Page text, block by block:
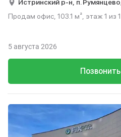
Истринский р-н, п. Румянцево,
Продам офис, 103.1 м², этаж 1 из 1.
Позвонить
5 августа 2026